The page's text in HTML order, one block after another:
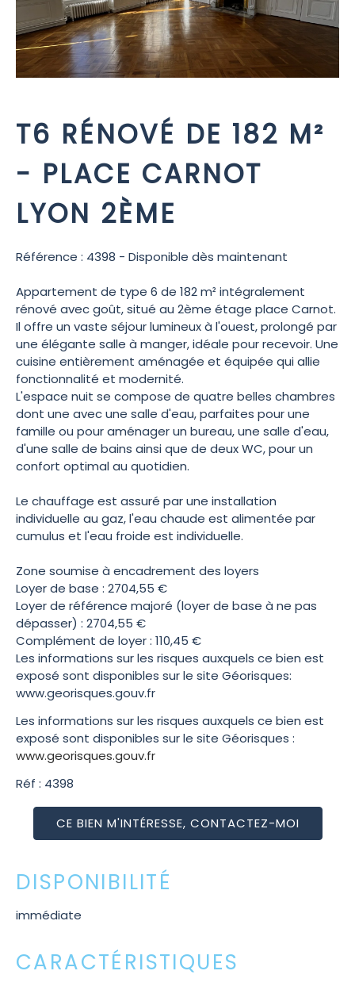
T6 RÉNOVÉ DE 182 M²
- PLACE CARNOT
LYON 2ÈME
Référence : 4398 - Disponible dès maintenant
Appartement de type 6 de 182 m² intégralement
rénové avec goût, situé au 2ème étage place Carnot.
Il offre un vaste séjour lumineux à l'ouest, prolongé par
une élégante salle à manger, idéale pour recevoir. Une
cuisine entièrement aménagée et équipée qui allie
fonctionnalité et modernité.
L'espace nuit se compose de quatre belles chambres
dont une avec une salle d'eau, parfaites pour une
famille ou pour aménager un bureau, une salle d'eau,
d'une salle de bains ainsi que de deux WC, pour un
confort optimal au quotidien.
Le chauffage est assuré par une installation
individuelle au gaz, l'eau chaude est alimentée par
cumulus et l'eau froide est individuelle.
Zone soumise à encadrement des loyers
Loyer de base : 2704,55 €
Loyer de référence majoré (loyer de base à ne pas
dépasser) : 2704,55 €
Complément de loyer : 110,45 €
Les informations sur les risques auxquels ce bien est
exposé sont disponibles sur le site Géorisques:
www.georisques.gouv.fr
Les informations sur les risques auxquels ce bien est
exposé sont disponibles sur le site Géorisques :
www.georisques.gouv.fr
Réf : 4398
CE BIEN M'INTÉRESSE, CONTACTEZ-MOI
DISPONIBILITÉ
immédiate
CARACTÉRISTIQUES